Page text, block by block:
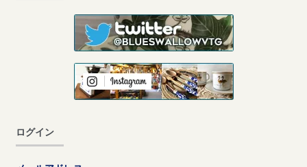
ログイン